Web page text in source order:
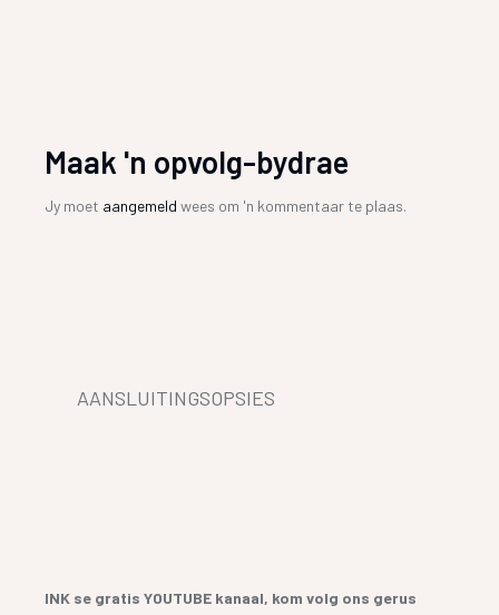
Maak 'n opvolg-bydrae
Jy moet aangemeld wees om 'n kommentaar te plaas.
AANSLUITINGSOPSIES
INK se gratis YOUTUBE kanaal, kom volg ons gerus